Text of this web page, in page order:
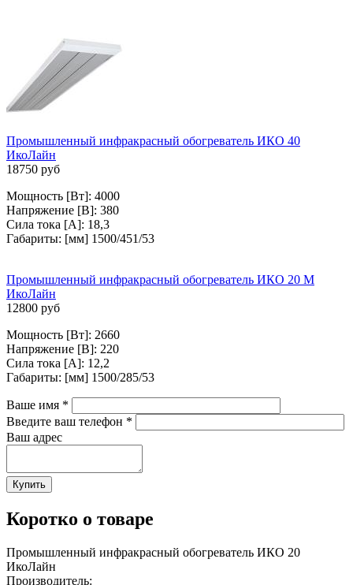
Промышленный инфракрасный обогреватель ИКО 40
ИкоЛайн
18750 руб
Мощность [Вт]: 4000
Напряжение [В]: 380
Сила тока [А]: 18,3
Габариты: [мм] 1500/451/53
Промышленный инфракрасный обогреватель ИКО 20 М
ИкоЛайн
12800 руб
Мощность [Вт]: 2660
Напряжение [В]: 220
Сила тока [А]: 12,2
Габариты: [мм] 1500/285/53
Ваше имя *
Введите ваш телефон *
Ваш адрес
Коротко о товаре
Промышленный инфракрасный обогреватель ИКО 20
ИкоЛайн
Производитель: